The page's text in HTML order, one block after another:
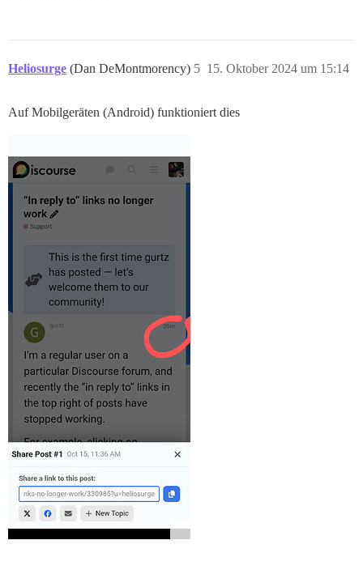
Heliosurge (Dan DeMontmorency) 15. Oktober 2024 um 15:14
5
Auf Mobilgeräten (Android) funktioniert dies